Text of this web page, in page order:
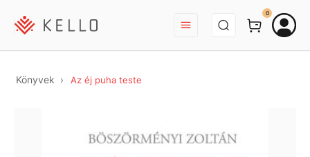
BEJELENTKEZÉS
0
Könyvek Az éj puha teste